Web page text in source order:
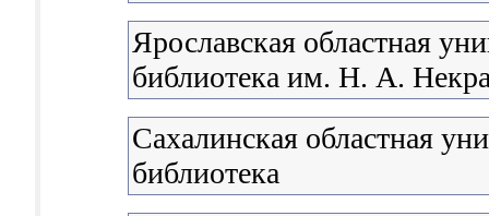
Ярославская областная
библиотека им. Н. А.
Сахалинская областная
библиотека